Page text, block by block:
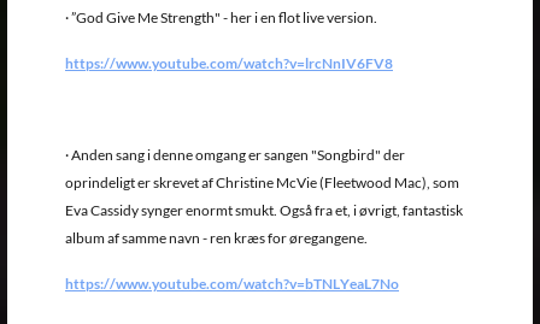
· ”God Give Me Strength" - her i en flot live version.
https://www.youtube.com/watch?v=lrcNnIV6FV8
· Anden sang i denne omgang er sangen "Songbird" der
oprindeligt er skrevet af Christine McVie (Fleetwood Mac), som
Eva Cassidy synger enormt smukt. Også fra et, i øvrigt, fantastisk
album af samme navn - ren kræs for øregangene.
https://www.youtube.com/watch?v=bTNLYeaL7No